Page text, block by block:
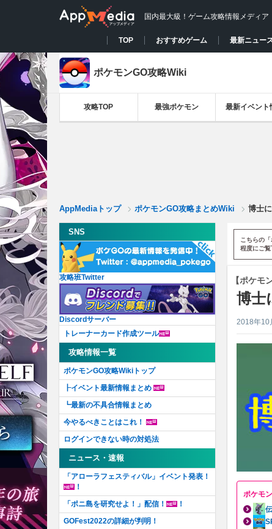
国内最大級！ゲーム攻略情報メディア
TOP おすすめゲーム 最新ニュー
ポケモンGO攻略Wiki
攻略TOP 最強ポケモン 最新イベント
AppMediaトップ ポケモンGO攻略まとめWiki 博士
こちらの
程度にご覧
【ポケモ
博士
2018年10
ポケモ
SNS
攻略班Twitter
Discordサーバー
トレーナーカード作成ツール
攻略情報一覧
ポケモンGO攻略Wikiトップ
┠イベント最新情報まとめ
┗最新の不具合情報まとめ
今やるべきことはこれ！
ログインできない時の対処法
ニュース・速報
「アローラフェスティバル」イベント発表！
！
「ポニ島を研究せよ！」配信！
！
GOFest2022の詳細が判明！